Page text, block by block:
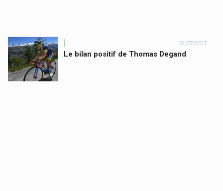
04/07/2017
Le bilan positif de Thomas Degand